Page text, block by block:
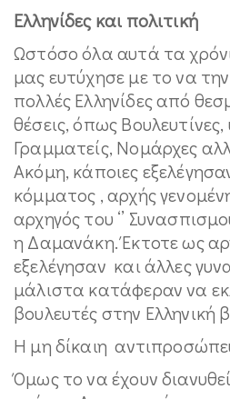
Ελληνίδες και πολιτική
Ωστόσο όλα αυτά τα
μας ευτύχησε με το να
πολλές Ελληνίδες από
θέσεις, όπως Βουλευτίνες,
Γραμματείς, Νομάρχες
Ακόμη, κάποιες
κόμματος , αρχής
αρχηγός του ‘’
η Δαμανάκη. Έκτοτε ως
εξελέγησαν και άλλες
μάλιστα κατάφεραν να
βουλευτές στην Ελληνική
Η μη δίκαιη
Όμως το να έχουν